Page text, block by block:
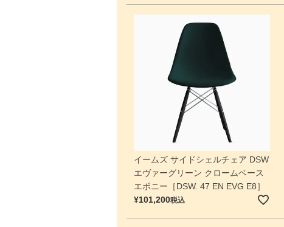
イームズ サイドシェルチェア DSW
エヴァーグリーン クロームベース
エボニー［DSW. 47 EN EVG E8］
¥101,200税込